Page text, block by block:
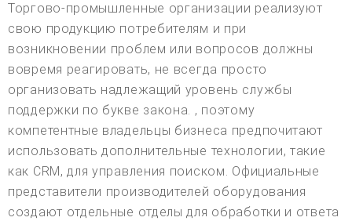
Торгово-промышленные организации реализуют
свою продукцию потребителям и при
возникновении проблем или вопросов должны
вовремя реагировать, не всегда просто
организовать надлежащий уровень службы
поддержки по букве закона. , поэтому
компетентные владельцы бизнеса предпочитают
использовать дополнительные технологии, такие
как CRM, для управления поиском. Официальные
представители производителей оборудования
создают отдельные отделы для обработки и ответа